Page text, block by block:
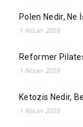
Polen Nedir, Ne
1 Nisan 2026
Reformer
1 Nisan 2026
Ketozis Nedir,
1 Nisan 2026